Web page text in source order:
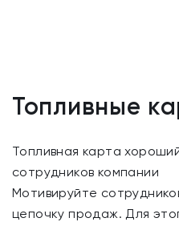
Топливные
Топливная карта
сотрудников компании
Мотивируйте
цепочку продаж. Для